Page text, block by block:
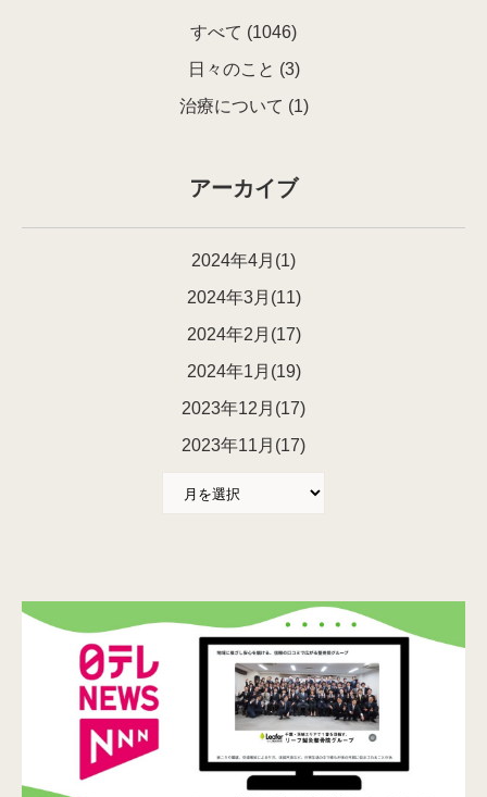
すべて (1046)
日々のこと (3)
治療について (1)
アーカイブ
2024年4月(1)
2024年3月(11)
2024年2月(17)
2024年1月(19)
2023年12月(17)
2023年11月(17)